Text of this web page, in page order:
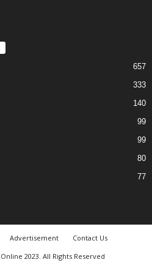
657
333
140
99
99
80
77
Advertisement
Contact Us
2023. All Rights Reserved